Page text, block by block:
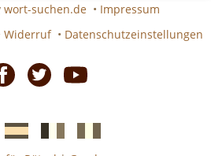
wort-suchen.de • Impressum
Widerruf • Datenschutzeinstellungen